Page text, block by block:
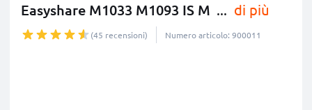
Easyshare M1033 M1093 IS M ... di più
(45 recensioni) Numero articolo: 900011